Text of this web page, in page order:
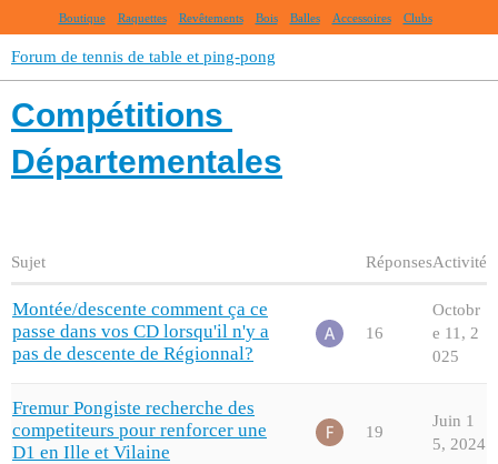
Boutique Raquettes Revêtements Bois Balles Accessoires Clubs
Forum de tennis de table et ping-pong
Compétitions
Départementales
Sujet RéponsesActivité
Montée/descente comment ça ce
passe dans vos CD lorsqu'il n'y a
pas de descente de Régionnal?
16
Octobr
e 11, 2
025
Fremur Pongiste recherche des
competiteurs pour renforcer une
D1 en Ille et Vilaine
19
Juin 1
5, 2024